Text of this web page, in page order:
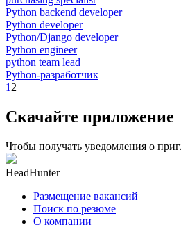
Python backend developer
Python developer
Python/Django developer
Python engineer
python team lead
Python-разработчик
1 2
Скачайте приложение
Чтобы получать уведомления о
HeadHunter
Размещение вакансий
Поиск по резюме
О компании